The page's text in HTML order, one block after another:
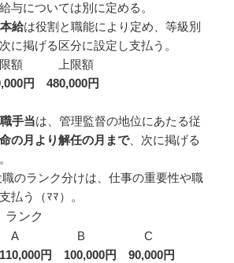
与については別に定める。
給は役割と職能により定め、等級別
に掲げる区分に設定し支払う。
額 上限額
円 480,000円
手当は、管理監督の地位にあたる従
の月より解任の月まで、次に掲げる
分けは、仕事の重要性や職
払う（ﾏﾏ）。
A B C
110,000円 100,000円 90,000円